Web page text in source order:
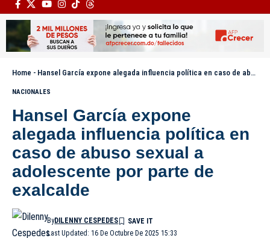
Home - Hansel García expone alegada influencia política en caso de abuso sexual a adolescente por parte de exalcalde
NACIONALES
Hansel García expone
alegada influencia política en
caso de abuso sexual a
adolescente por parte de
exalcalde
Last Updated: 16 De Octubre De 2025 15:33
ByDILENNY CESPEDES